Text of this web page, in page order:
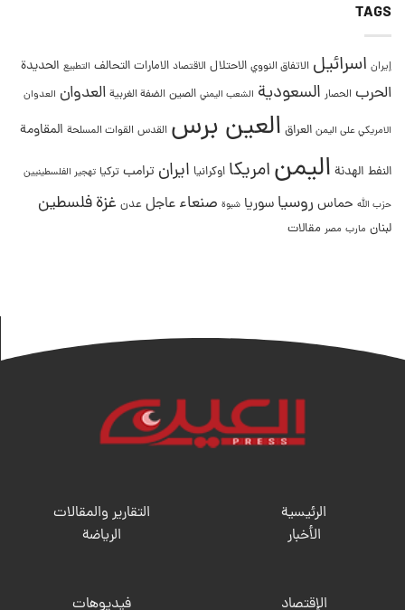
TAGS
إيران اسرائيل الاتفاق النووي الاحتلال الاقتصاد الامارات التحالف التطبيع الحديدة
الحرب الحصار السعودية الشعب اليمني الصين الضفة الغربية العدوان العدوان
الامريكي على اليمن العراق العين برس القدس القوات المسلحة المقاومة
النفط الهدنة اليمنامريكا اوكرانيا ايران ترامب تركيا تهجير الفلسطينيين
حزب الله حماس روسيا سوريا شبوة صنعاء عاجل عدن غزةفلسطين
لبنان مارب مصر مقالات
الرئيسية
الأخبار
التقارير والمقالات
الریاضة
الإقتصاد فيديوهات